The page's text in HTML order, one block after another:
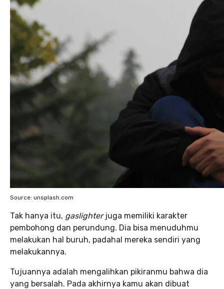
Source: unsplash.com
Tak hanya itu, gaslighterjuga memiliki karakter
pembohong dan perundung. Dia bisa menuduhmu
melakukan hal buruh, padahal mereka sendiri yang
melakukannya.
Tujuannya adalah mengalihkan pikiranmu bahwa dia
yang bersalah. Pada akhirnya kamu akan dibuat